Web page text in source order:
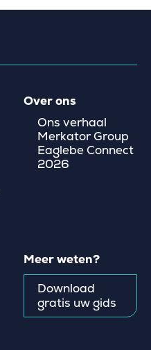
Over ons
Ons verhaal
Merkator Group
Eaglebe Connect
2026
Meer weten?
Download
gratis uw gids